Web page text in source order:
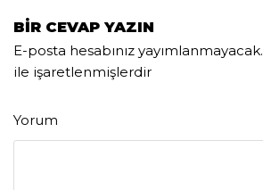
BIR CEVAP YAZIN
E-posta hesabınız yayımlanmayacak.
ile işaretlenmişlerdir
Yorum